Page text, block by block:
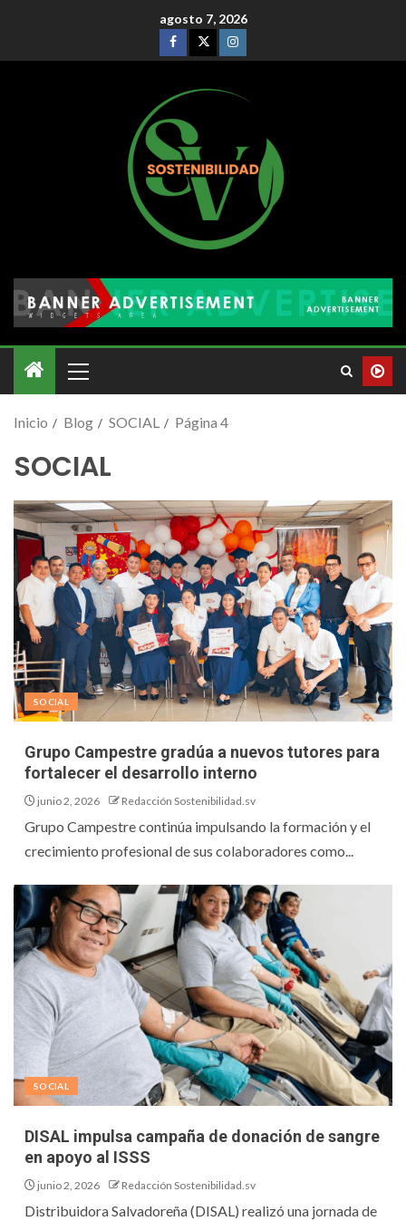
agosto 7, 2026
Inicio Blog SOCIAL Página 4
SOCIAL
SOCIAL
Grupo Campestre gradúa a nuevos tutores para
fortalecer el desarrollo interno
junio 2, 2026 Redacción Sostenibilidad.sv
Grupo Campestre continúa impulsando la formación y el
crecimiento profesional de sus colaboradores como...
SOCIAL
DISAL impulsa campaña de donación de sangre
en apoyo al ISSS
junio 2, 2026 Redacción Sostenibilidad.sv
Distribuidora Salvadoreña (DISAL) realizó una jornada de